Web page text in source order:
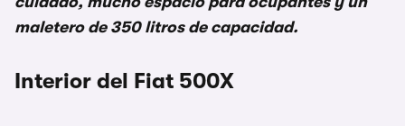
maletero de 350 litros de capacidad.
Interior del Fiat 500X